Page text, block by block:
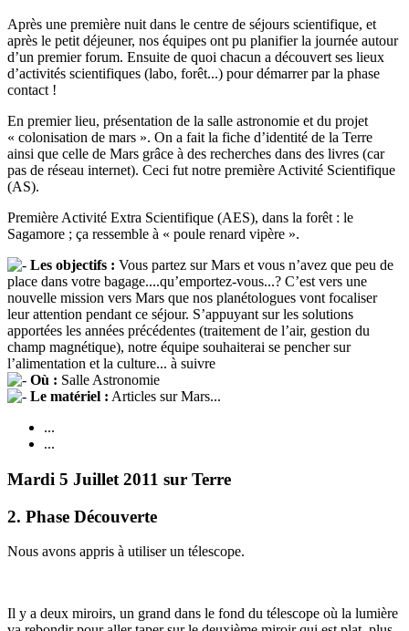
Après une première nuit dans le centre de séjours scientifique, et
après le petit déjeuner, nos équipes ont pu planifier la journée autour
d’un premier forum. Ensuite de quoi chacun a découvert ses lieux
d’activités scientifiques (labo, forêt...) pour démarrer par la phase
contact !
En premier lieu, présentation de la salle astronomie et du projet
« colonisation de mars ». On a fait la fiche d’identité de la Terre
ainsi que celle de Mars grâce à des recherches dans des livres (car
pas de réseau internet). Ceci fut notre première Activité Scientifique
(AS).
Première Activité Extra Scientifique (AES), dans la forêt : le
Sagamore ; ça ressemble à « poule renard vipère ».
Les objectifs : Vous partez sur Mars et vous n’avez que peu de
place dans votre bagage....qu’emportez-vous...? C’est vers une
nouvelle mission vers Mars que nos planétologues vont focaliser
leur attention pendant ce séjour. S’appuyant sur les solutions
apportées les années précédentes (traitement de l’air, gestion du
champ magnétique), notre équipe souhaiterai se pencher sur
l’alimentation et la culture... à suivre
Où : Salle Astronomie
Le matériel : Articles sur Mars...
...
...
Mardi 5 Juillet 2011 sur Terre
2. Phase Découverte
Nous avons appris à utiliser un télescope.
Il y a deux miroirs, un grand dans le fond du télescope où la lumière